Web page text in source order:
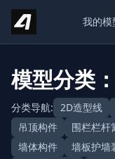
Skip to content
我的模
模型分类
分类导航: 2D造型线
吊顶构件
围栏栏杆
墙体构件
墙板护墙